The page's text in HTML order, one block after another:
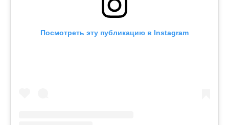
Посмотреть эту публикацию в Instagram